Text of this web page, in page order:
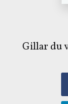
Gillar du